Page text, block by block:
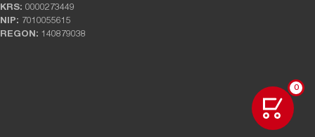
0
KRS: 0000273449
NIP: 7010055615
REGON: 140879038